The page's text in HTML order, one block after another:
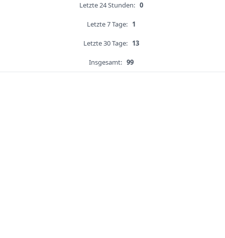
Letzte 24 Stunden: 0
Letzte 7 Tage: 1
Letzte 30 Tage: 13
Insgesamt: 99